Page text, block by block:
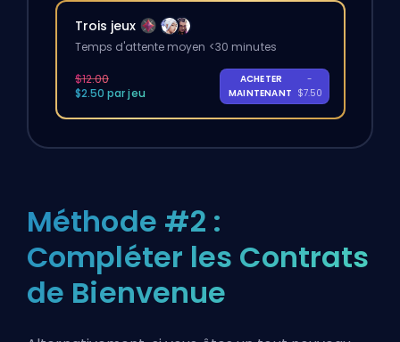
Trois jeux
Temps d'attente moyen <30 minutes
$12.00
$2.50 par jeu
ACHETER
MAINTENANT
-
$7.50
Méthode #2 :
Compléter les Contrats
de Bienvenue